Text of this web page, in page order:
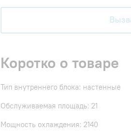
Коротко о товаре
Тип внутреннего блока: настенные
Обслуживаемая площадь: 21
Мощность охлаждения: 2140